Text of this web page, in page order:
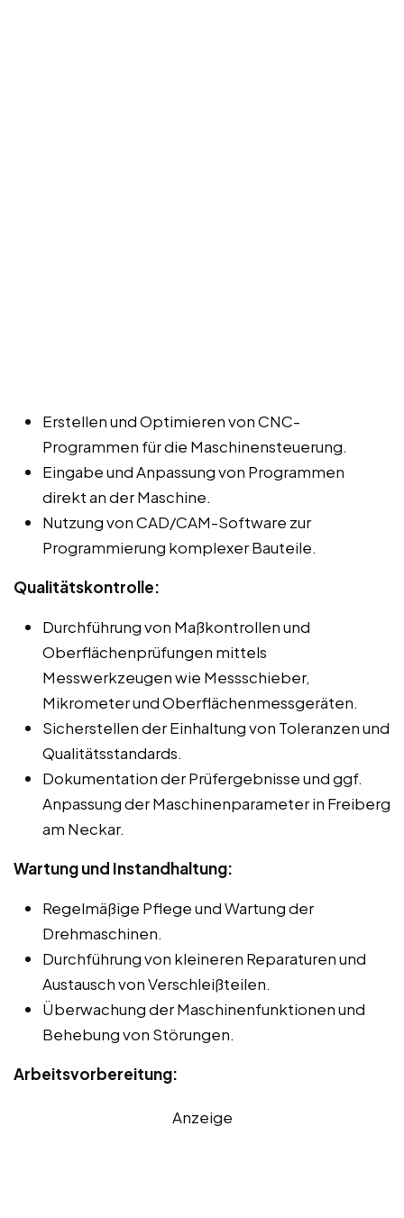
Erstellen und Optimieren von CNC-
Programmen für die Maschinensteuerung.
Eingabe und Anpassung von Programmen
direkt an der Maschine.
Nutzung von CAD/CAM-Software zur
Programmierung komplexer Bauteile.
Qualitätskontrolle:
Durchführung von Maßkontrollen und
Oberflächenprüfungen mittels
Messwerkzeugen wie Messschieber,
Mikrometer und Oberflächenmessgeräten.
Sicherstellen der Einhaltung von Toleranzen und
Qualitätsstandards.
Dokumentation der Prüfergebnisse und ggf.
Anpassung der Maschinenparameter in Freiberg
am Neckar.
Wartung und Instandhaltung:
Regelmäßige Pflege und Wartung der
Drehmaschinen.
Durchführung von kleineren Reparaturen und
Austausch von Verschleißteilen.
Überwachung der Maschinenfunktionen und
Behebung von Störungen.
Arbeitsvorbereitung:
Anzeige